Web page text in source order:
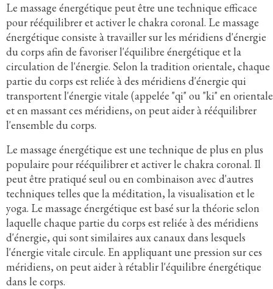
Le massage énergétique peut être une technique efficace
pour rééquilibrer et activer le chakra coronal. Le massage
énergétique consiste à travailler sur les méridiens d'énergie
du corps afin de favoriser l'équilibre énergétique et la
circulation de l'énergie. Selon la tradition orientale, chaque
partie du corps est reliée à des méridiens d'énergie qui
transportent l'énergie vitale (appelée "qi" ou "ki" en
et en massant ces méridiens, on peut aider à rééquilibrer
l'ensemble du corps.
Le massage énergétique est une technique de plus en plus
populaire pour rééquilibrer et activer le chakra coronal. Il
peut être pratiqué seul ou en combinaison avec d'autres
techniques telles que la méditation, la visualisation et le
yoga. Le massage énergétique est basé sur la théorie selon
laquelle chaque partie du corps est reliée à des méridiens
d'énergie, qui sont similaires aux canaux dans lesquels
l'énergie vitale circule. En appliquant une pression sur ces
méridiens, on peut aider à rétablir l'équilibre énergétique
dans le corps.